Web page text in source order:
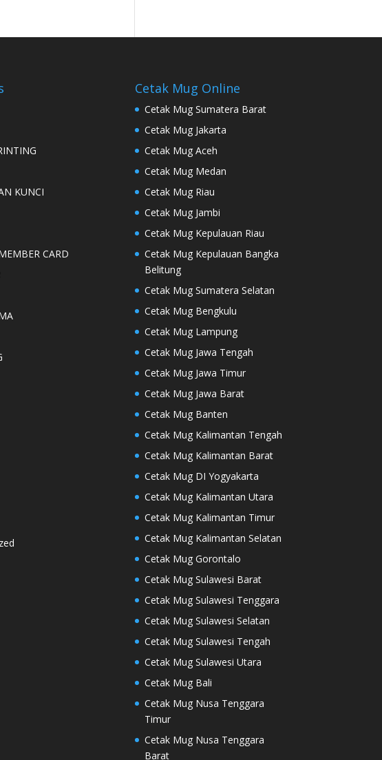
KUNCI
CARD
Cetak Mug Online
Cetak Mug Sumatera Barat
Cetak Mug Jakarta
Cetak Mug Aceh
Cetak Mug Medan
Cetak Mug Riau
Cetak Mug Jambi
Cetak Mug Kepulauan Riau
Cetak Mug Kepulauan Bangka
Belitung
Cetak Mug Sumatera Selatan
Cetak Mug Bengkulu
Cetak Mug Lampung
Cetak Mug Jawa Tengah
Cetak Mug Jawa Timur
Cetak Mug Jawa Barat
Cetak Mug Banten
Cetak Mug Kalimantan Tengah
Cetak Mug Kalimantan Barat
Cetak Mug DI Yogyakarta
Cetak Mug Kalimantan Utara
Cetak Mug Kalimantan Timur
Cetak Mug Kalimantan Selatan
Cetak Mug Gorontalo
Cetak Mug Sulawesi Barat
Cetak Mug Sulawesi Tenggara
Cetak Mug Sulawesi Selatan
Cetak Mug Sulawesi Tengah
Cetak Mug Sulawesi Utara
Cetak Mug Bali
Cetak Mug Nusa Tenggara
Timur
Cetak Mug Nusa Tenggara
Barat